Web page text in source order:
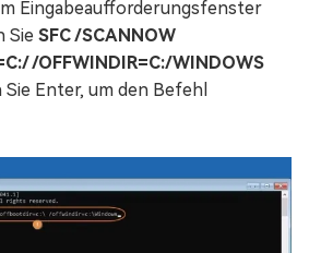
Eingabeaufforderungsfenster
Sie SFC /SCANNOW
/OFFWINDIR=C:/WINDOWS
Enter, um den Befehl